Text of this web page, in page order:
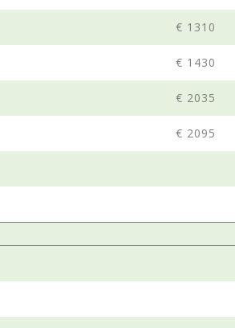
€ 1310
€ 1430
€ 2035
€ 2095